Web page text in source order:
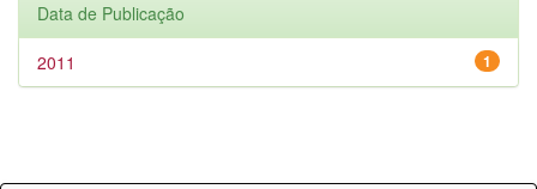
Data de Publicação
1
2011